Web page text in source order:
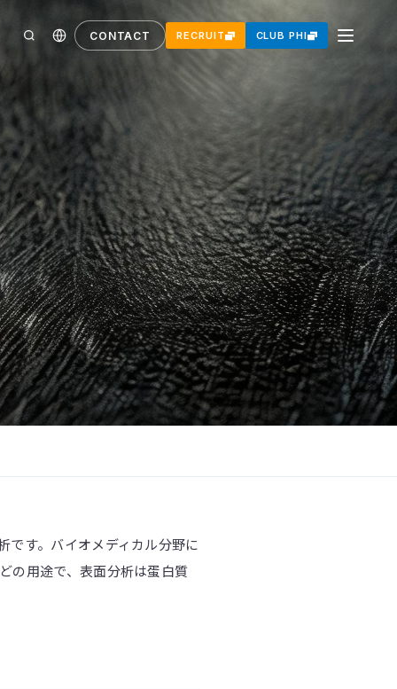
CONTACT RECRUIT CLUB PHI
です。バイオメディカル分野に
の用途で、表面分析は蛋白質